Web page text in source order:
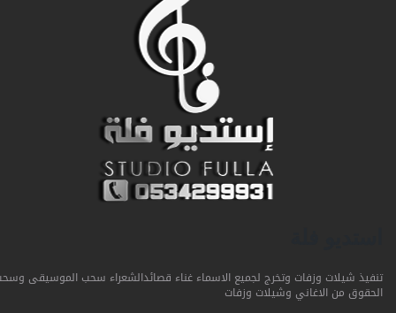
تنفيذ شيلات وزفات وتخرج لجميع الاسماء غناء قصائدالشعراء سحب الموسيقى وسحب
الحقوق من الاغاني وشيلات وزفات